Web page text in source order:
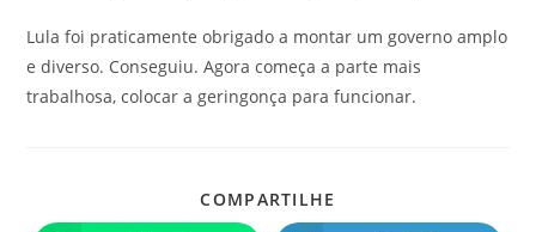
Lula foi praticamente obrigado a montar um governo amplo
e diverso. Conseguiu. Agora começa a parte mais
trabalhosa, colocar a geringonça para funcionar.
COMPARTILHE